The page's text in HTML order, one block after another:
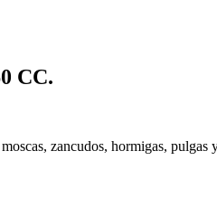
CC.
zancudos, hormigas,